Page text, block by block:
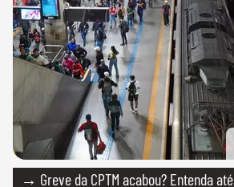
→ Greve da CPTM acabou? Entenda até